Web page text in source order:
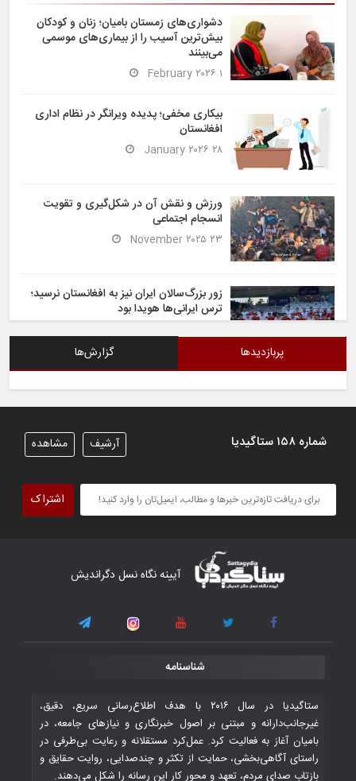
دشواری‌های زمستان بامیان؛ زنان و کودکان
بیش‌ترین آسیب را از بیماری‌های موسمی
می‌بینند
۱ February ۲۰۲۶
بیکاری مخفی؛ پدیده ویرانگر در نظام اداری
افغانستان
۲۸ January ۲۰۲۶
ورزش و نقش آن در شکل‌گیری و تقویت
انسجام اجتماعی
۲۳ November ۲۰۲۵
زور بزرگ‌سالان ایران نیز به افغانستان نرسید؛
ترس ایرانی‌ها هویدا بود
پیروزی قاطع در برابر تاجیکستان محکم
برداشت
کار دشوار تیم ملی فوتسال افغانستان در
گروه مرگ بازی‌های همبستگی کشورهای
اسلامی
تاریخی ایران
جوانان فوتسالیست کشور با گلباران تایلند به
فینال رفتند
پربازدیدها گزارش‌ها
شماره ۱۵۸ ستاگیدیا مشاهده آرشیف
اشتراک
آیینه نگاه نسل دگراندیش
شناسنامه
ستاگیدیا در سال ۲۰۱۶ با هدف اطلاع‌رسانی سریع، دقیق،
غیرجانب‌دارانه و مبتنی بر اصول خبرنگاری و نیازهای جامعه، در
بامیان آغاز به فعالیت کرد. عمل‌کرد مستقلانه و رعایت بی‌طرفی در
راستای آگاهی‌بخشی، حمایت از تکثر و چندصدایی، روایت حقایق و
بازتاب صدای مردم، تعهد و محور کار این رسانه را شکل می‌دهند.